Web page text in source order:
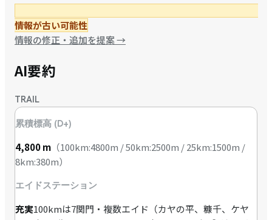
情報が古い可能性
情報の修正・追加を提案→
AI要約
TRAIL
累積標高 (D+)
4,800m （100km:4800m / 50km:2500m / 25km:1500m /
8km:380m）
エイドステーション
充実100kmは7関門・複数エイド（カヤの平、糠千、ケヤ